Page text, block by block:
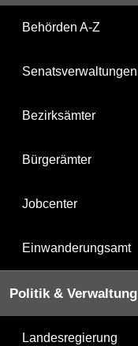
Behörden A-Z
Senatsverwaltungen
Bezirksämter
Bürgerämter
Jobcenter
Einwanderungsamt
Politik & Verwaltung
Landesregierung